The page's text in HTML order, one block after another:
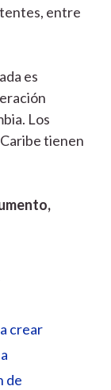
entre
es
Los
tienen
crear
de